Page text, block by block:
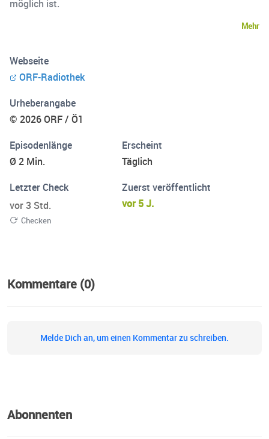
möglich ist.
Mehr
Webseite
ORF-Radiothek
Urheberangabe
© 2026 ORF / Ö1
Episodenlänge
Ø 2 Min.
Erscheint
Täglich
Letzter Check
vor 3 Std.
Checken
Zuerst veröffentlicht
vor 5 J.
Kommentare (0)
Melde Dich an, um einen Kommentar zu schreiben.
Abonnenten